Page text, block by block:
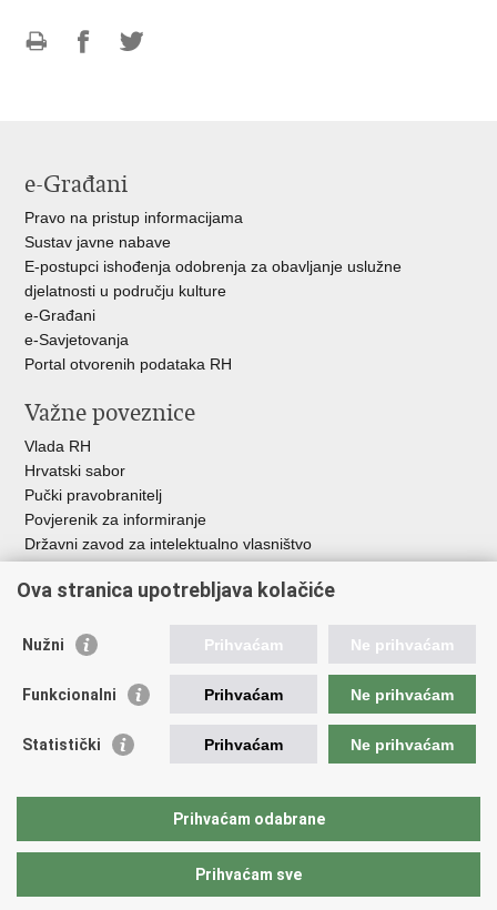
e-Građani
Pravo na pristup informacijama
Sustav javne nabave
E-postupci ishođenja odobrenja za obavljanje uslužne
djelatnosti u području kulture
e-Građani
e-Savjetovanja
Portal otvorenih podataka RH
Važne poveznice
Vlada RH
Hrvatski sabor
Pučki pravobranitelj
Povjerenik za informiranje
Državni zavod za intelektualno vlasništvo
HAKOM
Ostale poveznice
Hrvatski audiovizualni centar
Creative Europe
EU National Institutes for Culture
Međunarodni centar za podvodnu arheologiju u Zadru (MCPA)
Ova stranica upotrebljava kolačiće
Nužni Prihvaćam Ne prihvaćam
Funkcionalni Prihvaćam Ne prihvaćam
Statistički Prihvaćam Ne prihvaćam
Prihvaćam odabrane
Prihvaćam sve